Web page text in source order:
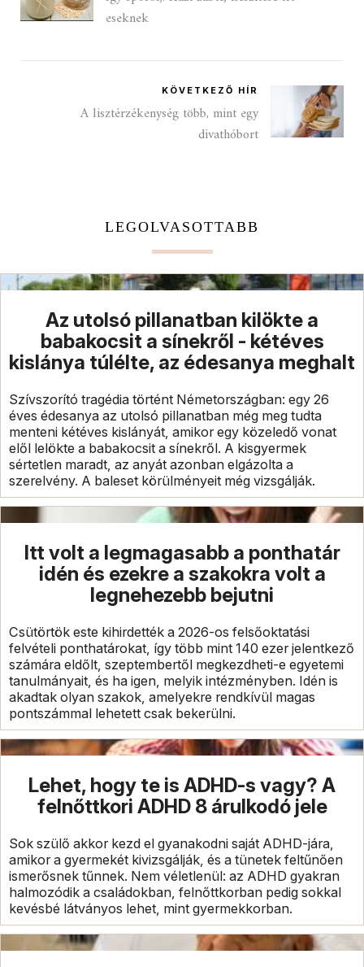
eseknek
KÖVETKEZŐ HÍR
A lisztérzékenység több, mint egy
divathóbort
LEGOLVASOTTABB
Az utolsó pillanatban kilökte a
babakocsit a sínekről - kétéves
kislánya túlélte, az édesanya meghalt
Szívszorító tragédia történt Németországban: egy 26
éves édesanya az utolsó pillanatban még meg tudta
menteni kétéves kislányát, amikor egy közeledő vonat
elől lelökte a babakocsit a sínekről. A kisgyermek
sértetlen maradt, az anyát azonban elgázolta a
szerelvény. A baleset körülményeit még vizsgálják.
Itt volt a legmagasabb a ponthatár
idén és ezekre a szakokra volt a
legnehezebb bejutni
Csütörtök este kihirdették a 2026-os felsőoktatási
felvételi ponthatárokat, így több mint 140 ezer jelentkező
számára eldőlt, szeptembertől megkezdheti-e egyetemi
tanulmányait, és ha igen, melyik intézményben. Idén is
akadtak olyan szakok, amelyekre rendkívül magas
pontszámmal lehetett csak bekerülni.
Lehet, hogy te is ADHD-s vagy? A
felnőttkori ADHD 8 árulkodó jele
Sok szülő akkor kezd el gyanakodni saját ADHD-jára,
amikor a gyermekét kivizsgálják, és a tünetek feltűnően
ismerősnek tűnnek. Nem véletlenül: az ADHD gyakran
halmozódik a családokban, felnőttkorban pedig sokkal
kevésbé látványos lehet, mint gyermekkorban.